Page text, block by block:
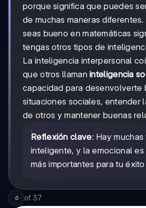
porque significa que puedes
de muchas maneras
seas bueno en matemáticas
tengas otros tipos de
La inteligencia interpersonal
que otros llamaninteligencia
capacidad para desenvolverte
situaciones sociales, entender
de otros y mantener buenas
Reflexión clave: Hay
inteligente, y la emocional es
más importantes para tu
6 of 37